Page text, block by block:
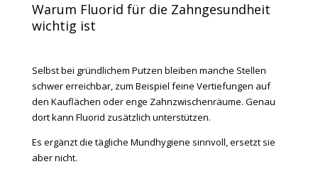
Warum Fluorid für die Zahngesundheit
wichtig ist
Selbst bei gründlichem Putzen bleiben manche Stellen
schwer erreichbar, zum Beispiel feine Vertiefungen auf
den Kauflächen oder enge Zahnzwischenräume. Genau
dort kann Fluorid zusätzlich unterstützen.
Es ergänzt die tägliche Mundhygiene sinnvoll, ersetzt sie
aber nicht.